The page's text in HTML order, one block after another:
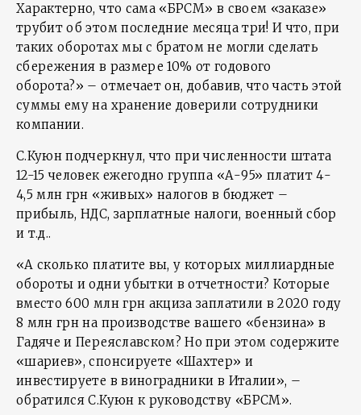
Характерно, что сама «БРСМ» в своем «заказе»
трубит об этом последние месяца три! И что, при
таких оборотах мы с братом не могли сделать
сбережения в размере 10% от годового
оборота?» – отмечает он, добавив, что часть этой
суммы ему на хранение доверили сотрудники
компании.
С.Куюн подчеркнул, что при численности штата
12-15 человек ежегодно группа «А-95» платит 4-
4,5 млн грн «живых» налогов в бюджет –
прибыль, НДС, зарплатные налоги, военный сбор
и т.д..
«А сколько платите вы, у которых миллиардные
обороты и одни убытки в отчетности? Которые
вместо 600 млн грн акциза заплатили в 2020 году
8 млн грн на производстве вашего «бензина» в
Гадяче и Переяславском? Но при этом содержите
«шариев», спонсируете «Шахтер» и
инвестируете в виноградники в Италии», –
обратился С.Куюн к руководству «БРСМ».